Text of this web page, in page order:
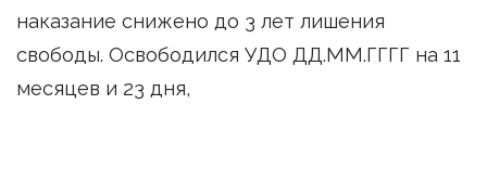
наказание снижено до 3 лет лишения
свободы. Освободился УДО ДД.ММ.ГГГГ на 11
месяцев и 23 дня,